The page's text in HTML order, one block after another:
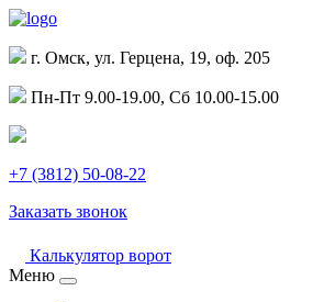
г. Омск, ул. Герцена, 19, оф. 205
Пн-Пт 9.00-19.00, Сб 10.00-15.00
+7 (3812) 50-08-22
Заказать звонок
Калькулятор ворот
Меню